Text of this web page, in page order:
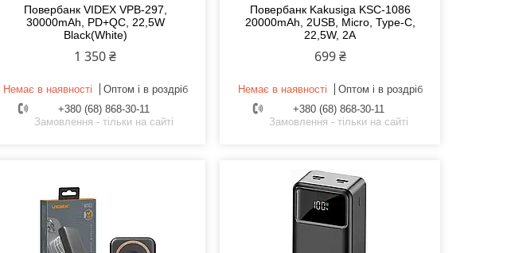
Повербанк VIDEX VPB-297,
30000mAh, PD+QC, 22,5W
Black(White)
1 350 ₴
Немає в наявності
Оптом і в роздріб
+380 (68) 868-30-11
Замовлення - тільки на сайті
Повербанк Kakusiga KSC-1086
20000mAh, 2USB, Micro, Type-C,
22,5W, 2A
699 ₴
Немає в наявності
Оптом і в роздріб
+380 (68) 868-30-11
Замовлення - тільки на сайті